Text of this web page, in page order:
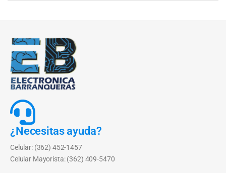
¿Necesitas ayuda?
Celular: (362) 452-1457
Celular Mayorista: (362) 409-5470